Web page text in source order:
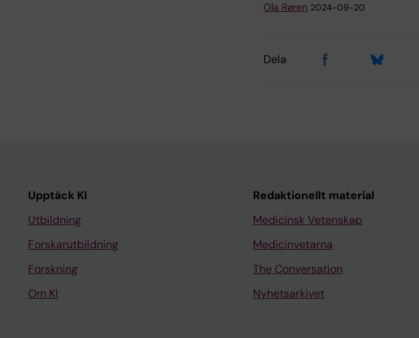
Ola Røren 2024-09-20
Dela
Upptäck KI
Utbildning
Forskarutbildning
Forskning
Om KI
Redaktionellt material
Medicinsk Vetenskap
Medicinvetarna
The Conversation
Nyhetsarkivet